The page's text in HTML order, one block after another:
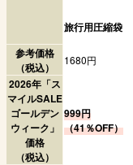
旅行用圧縮袋
参考価格
（税込）
1680円
2026年「ス
マイルSALE
ゴールデン
ウィーク」
価格
（税込）
999円
（41％OFF）